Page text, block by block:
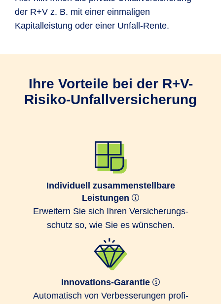
der R+V z. B. mit einer einmaligen
Kapitalleistung oder einer Unfall-Rente.
Ihre Vorteile bei der R+V-
Risiko-Unfallversicherung
Individuell zusammenstellbare
Leistungen
Erweitern Sie sich Ihren Ver­sicherungs­
schutz so, wie Sie es wünschen.
Innovations-Garantie
Auto­matisch von Ver­bes­serungen profi­